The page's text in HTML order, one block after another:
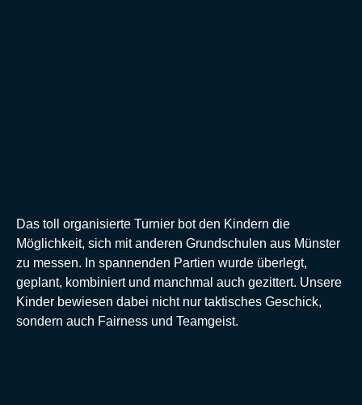
Das toll organisierte Turnier bot den Kindern die
Möglichkeit, sich mit anderen Grundschulen aus Münster
zu messen. In spannenden Partien wurde überlegt,
geplant, kombiniert und manchmal auch gezittert. Unsere
Kinder bewiesen dabei nicht nur taktisches Geschick,
sondern auch Fairness und Teamgeist.